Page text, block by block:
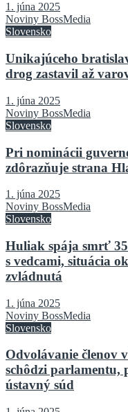
1. júna 2025
Noviny BossMedia
Slovensko
Unikajúceho
drog zastavil až
1. júna 2025
Noviny BossMedia
Slovensko
Pri nominácii
zdôrazňuje strana
1. júna 2025
Noviny BossMedia
Slovensko
Huliak spája smrť
s vedcami, situácia
zvládnutá
1. júna 2025
Noviny BossMedia
Slovensko
Odvolávanie členov
schôdzi parlamentu,
ústavný súd